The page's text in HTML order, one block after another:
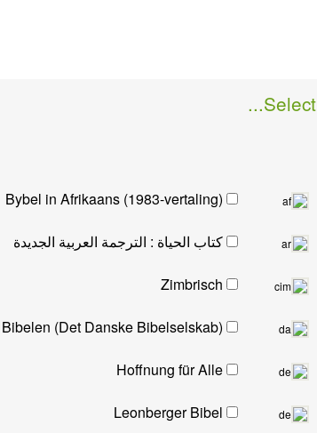
Select...
af
Bybel in Afrikaans (1983-vertaling)
ar كتاب الحياة : الترجمة العربية الجديدة
cim
Zimbrisch
da
Bibelen (Det Danske Bibelselskab)
de
Hoffnung für Alle
de
Leonberger Bibel